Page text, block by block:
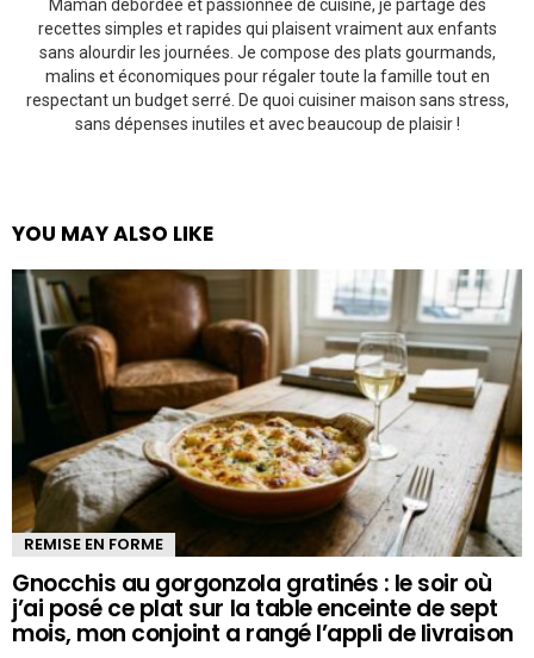
Maman débordée et passionnée de cuisine, je partage des
recettes simples et rapides qui plaisent vraiment aux enfants
sans alourdir les journées. Je compose des plats gourmands,
malins et économiques pour régaler toute la famille tout en
respectant un budget serré. De quoi cuisiner maison sans stress,
sans dépenses inutiles et avec beaucoup de plaisir !
YOU MAY ALSO LIKE
REMISE EN FORME
Gnocchis au gorgonzola gratinés : le soir où
j’ai posé ce plat sur la table enceinte de sept
mois, mon conjoint a rangé l’appli de livraison